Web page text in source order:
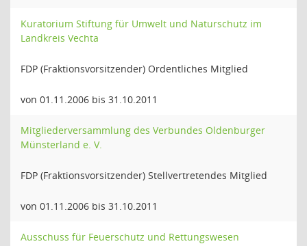
Kuratorium Stiftung für Umwelt und Naturschutz im
Landkreis Vechta
FDP (Fraktionsvorsitzender) Ordentliches Mitglied
von 01.11.2006 bis 31.10.2011
Mitgliederversammlung des Verbundes Oldenburger
Münsterland e. V.
FDP (Fraktionsvorsitzender) Stellvertretendes Mitglied
von 01.11.2006 bis 31.10.2011
Ausschuss für Feuerschutz und Rettungswesen